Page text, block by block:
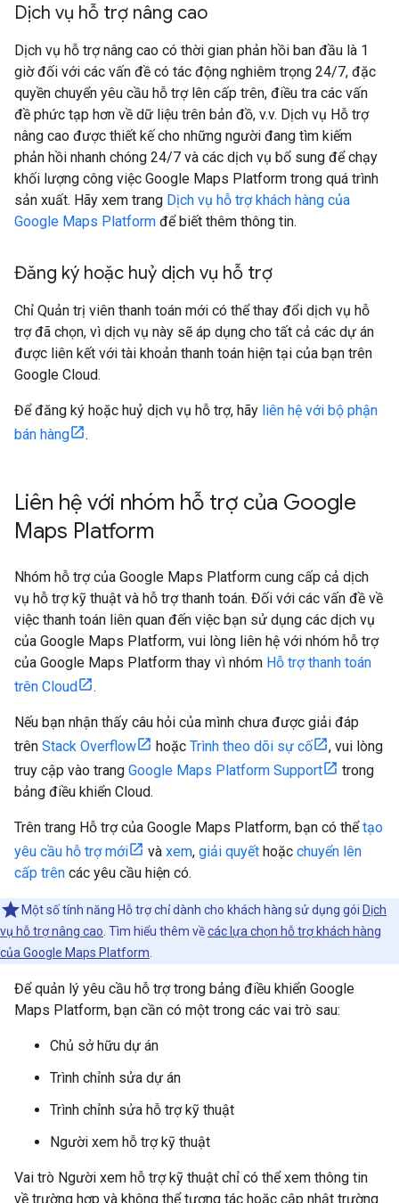
Dịch vụ hỗ trợ nâng cao
Dịch vụ hỗ trợ nâng cao có thời gian phản hồi ban đầu là 1
giờ đối với các vấn đề có tác động nghiêm trọng 24/7, đặc
quyền chuyển yêu cầu hỗ trợ lên cấp trên, điều tra các vấn
đề phức tạp hơn về dữ liệu trên bản đồ, v.v. Dịch vụ Hỗ trợ
nâng cao được thiết kế cho những người đang tìm kiếm
phản hồi nhanh chóng 24/7 và các dịch vụ bổ sung để chạy
khối lượng công việc Google Maps Platform trong quá trình
sản xuất. Hãy xem trang Dịch vụ hỗ trợ khách hàng của
Google Maps Platform để biết thêm thông tin.
Đăng ký hoặc huỷ dịch vụ hỗ trợ
Chỉ Quản trị viên thanh toán mới có thể thay đổi dịch vụ hỗ
trợ đã chọn, vì dịch vụ này sẽ áp dụng cho tất cả các dự án
được liên kết với tài khoản thanh toán hiện tại của bạn trên
Google Cloud.
Để đăng ký hoặc huỷ dịch vụ hỗ trợ, hãy liên hệ với bộ phận
bán hàng
.
Liên hệ với nhóm hỗ trợ của Google
Maps Platform
Nhóm hỗ trợ của Google Maps Platform cung cấp cả dịch
vụ hỗ trợ kỹ thuật và hỗ trợ thanh toán. Đối với các vấn đề về
việc thanh toán liên quan đến việc bạn sử dụng các dịch vụ
của Google Maps Platform, vui lòng liên hệ với nhóm hỗ trợ
của Google Maps Platform thay vì nhóm Hỗ trợ thanh toán
trên Cloud
.
Nếu bạn nhận thấy câu hỏi của mình chưa được giải đáp
trên Stack Overflow hoặc Trình theo dõi sự cố
, vui lòng
truy cập vào trang Google Maps Platform Support
trong
bảng điều khiển Cloud.
Trên trang Hỗ trợ của Google Maps Platform, bạn có thểtạo
yêu cầu hỗ trợ mới
và xem, giải quyết hoặc chuyển lên
cấp trên các yêu cầu hiện có.
Một số tính năng Hỗ trợ chỉ dành cho khách hàng sử dụng gói Dịch
vụ hỗ trợ nâng cao . Tìm hiểu thêm vềcác lựa chọn hỗ trợ khách hàng
của Google Maps Platform
Để quản lý yêu cầu hỗ trợ trong bảng điều khiển Google
Maps Platform, bạn cần có một trong các vai trò sau:
Chủ sở hữu dự án
Trình chỉnh sửa dự án
Trình chỉnh sửa hỗ trợ kỹ thuật
Người xem hỗ trợ kỹ thuật
Vai trò Người xem hỗ trợ kỹ thuật chỉ có thể xem thông tin
về trường hợp và không thể tương tác hoặc cập nhật trường